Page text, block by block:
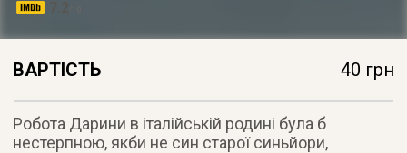
ВАРТІСТЬ 40 грн
Робота Дарини в італійській родині була б
нестерпною, якби не син старої синьйори,